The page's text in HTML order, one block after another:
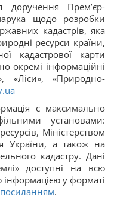
доручення Прем’єр-
щодо розробки
кадастрів, яка
ресурси країни,
кадастрової карти
окремі інформаційні
«Ліси», «Природно-
є максимально
установами:
Міністерством
України, а також на
кадастру. Дані
доступні на всю
у форматі
.